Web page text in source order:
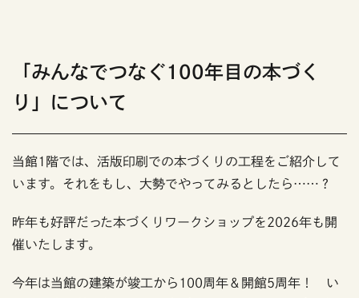
「みんなでつなぐ100年目の本づく
り」について
当館1階では、活版印刷での本づくりの工程をご紹介して
います。それをもし、大勢でやってみるとしたら……？
昨年も好評だった本づくりワークショップを2026年も開
催いたします。
今年は当館の建築が竣工から100周年＆開館5周年！ い